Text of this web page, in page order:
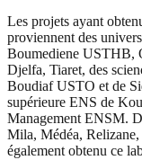
Les projets ayant
proviennent des
Boumediene USTHB,
Djelfa, Tiaret, des
Boudiaf USTO et de
supérieure ENS de
Management ENSM.
Mila, Médéa,
également obtenu ce